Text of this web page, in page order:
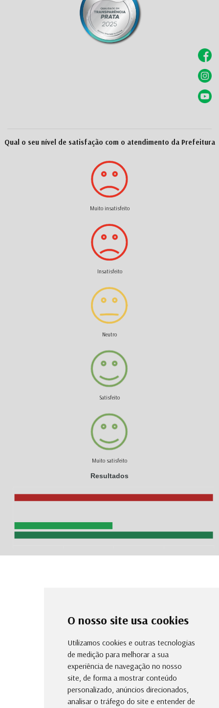
O nosso site usa cookies
Utilizamos cookies e outras tecnologias
de medição para melhorar a sua
experiência de navegação no nosso
site, de forma a mostrar conteúdo
personalizado, anúncios direcionados,
analisar o tráfego do site e entender de
Qual o seu nível de satisfação com o atendimento da Prefeitura
Muito insatisfeito
Insatisfeito
Neutro
Satisfeito
Muito satisfeito
Resultados